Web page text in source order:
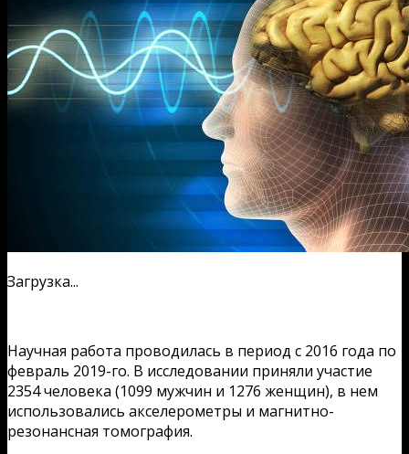
Загрузка...
Научная работа проводилась в период с 2016 года по
февраль 2019-го. В исследовании приняли участие
2354 человека (1099 мужчин и 1276 женщин), в нем
использовались акселерометры и магнитно-
резонансная томография.